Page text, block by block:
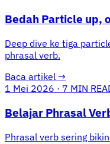
Bedah Particle up,
Deep dive ke tiga
phrasal verb.
Baca artikel →
1 Mei 2026 · 7 MIN
Belajar Phrasal
Phrasal verb sering